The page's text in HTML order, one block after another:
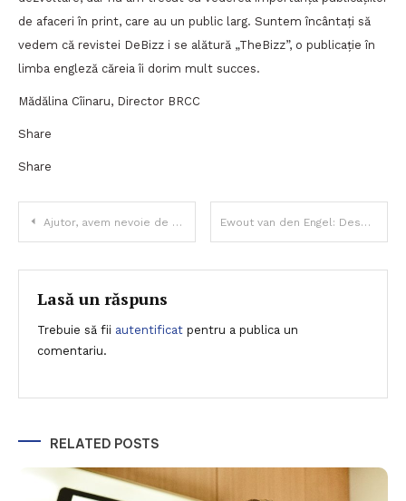
de afaceri în print, care au un public larg. Suntem încântați să
vedem că revistei DeBizz i se alătură „TheBizz”, o publicație în
limba engleză căreia îi dorim mult succes.
Mădălina Cîinaru, Director BRCC
Share
Share
Navigare
în
articole
Ajutor, avem nevoie de empatie! Ewout van den Engel: Despre soluționarea diferențelor culturale
Lasă un răspuns
Trebuie să fii autentificat pentru a publica un
comentariu.
RELATED POSTS